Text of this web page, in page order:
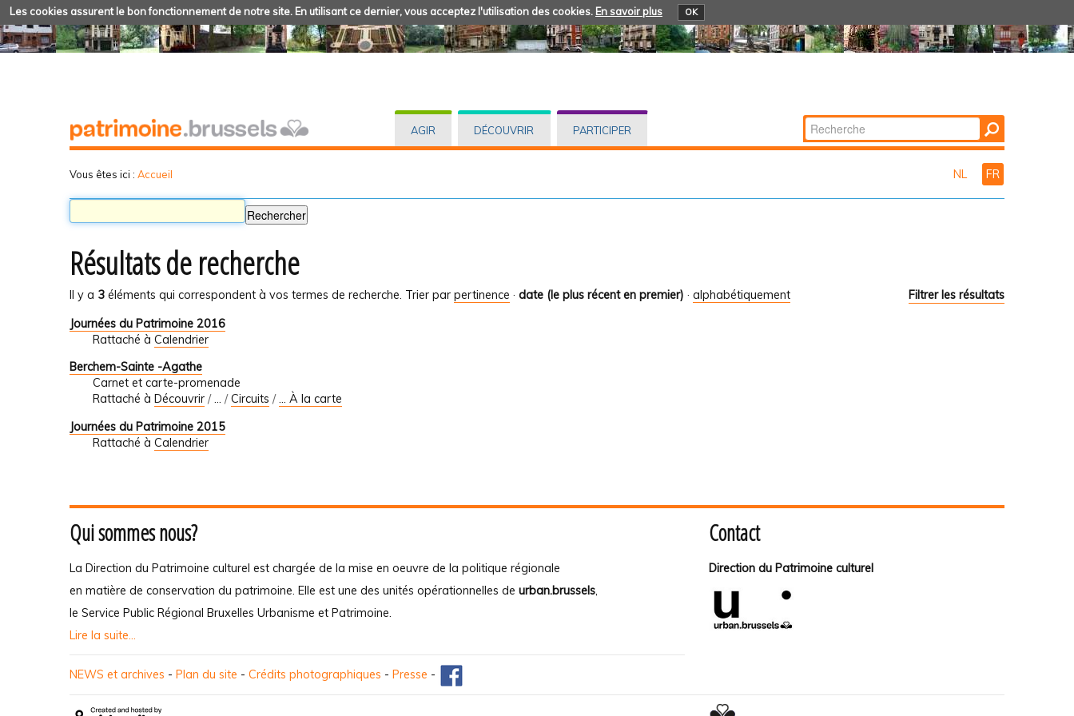
Les cookies assurent le bon fonctionnement de notre site. En utilisant ce dernier, vous acceptez l'utilisation des cookies. En savoir plus OK
AGIR DÉCOUVRIR PARTICIPER Chercher par
Recherche
Vous êtes ici : Accueil NL FR
Résultats de recherche
Il y a 3 éléments qui correspondent à vos termes de recherche. Filtrer les résultats
Trier par pertinence · date (le plus récent en premier) · alphabétiquement
Journées du Patrimoine 2016
Rattaché à Calendrier
Berchem-Sainte -Agathe
Carnet et carte-promenade
Rattaché à Découvrir /… /Circuits /... À la carte
Journées du Patrimoine 2015
Rattaché à Calendrier
Qui sommes nous?
La Direction du Patrimoine culturel est chargée de la mise en oeuvre de la politique régionale
en matière de conservation du patrimoine. Elle est une des unités opérationnelles de urban.brussels,
le Service Public Régional Bruxelles Urbanisme et Patrimoine.
Lire la suite...
Contact
Direction du Patrimoine culturel
NEWS et archives - Plan du site - Crédits photographiques - Presse -